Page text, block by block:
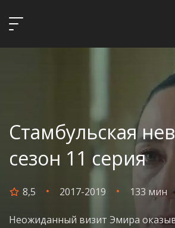
Стамбульская
сезон 11 серия
8,5 2017-2019 133 мин
Неожиданный визит Эмира